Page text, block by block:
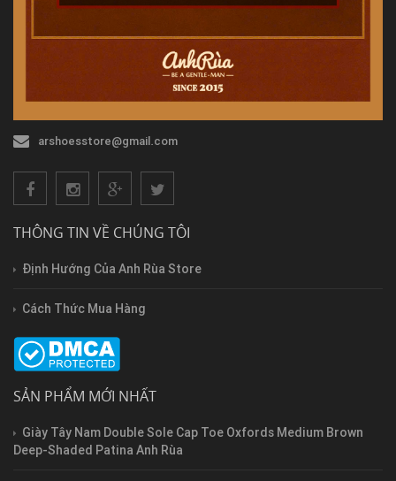
arshoesstore@gmail.com
THÔNG TIN VỀ CHÚNG TÔI
Định Hướng Của Anh Rùa Store
Cách Thức Mua Hàng
SẢN PHẨM MỚI NHẤT
Giày Tây Nam Double Sole Cap Toe Oxfords Medium Brown
Deep-Shaded Patina Anh Rùa